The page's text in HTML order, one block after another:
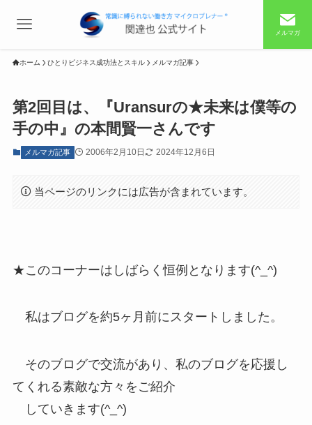
メルマガ
ホーム ひとりビジネス成功法とスキル メルマガ記事
第2回目は、『Uransurの★未来は僕等の
手の中』の本間賢一さんです
メルマガ記事 2006年2月10日 2024年12月6日
当ページのリンクには広告が含まれています。
★このコーナーはしばらく恒例となります(^_^)
私はブログを約5ヶ月前にスタートしました。
そのブログで交流があり、私のブログを応援し
てくれる素敵な方々をご紹介
していきます(^_^)